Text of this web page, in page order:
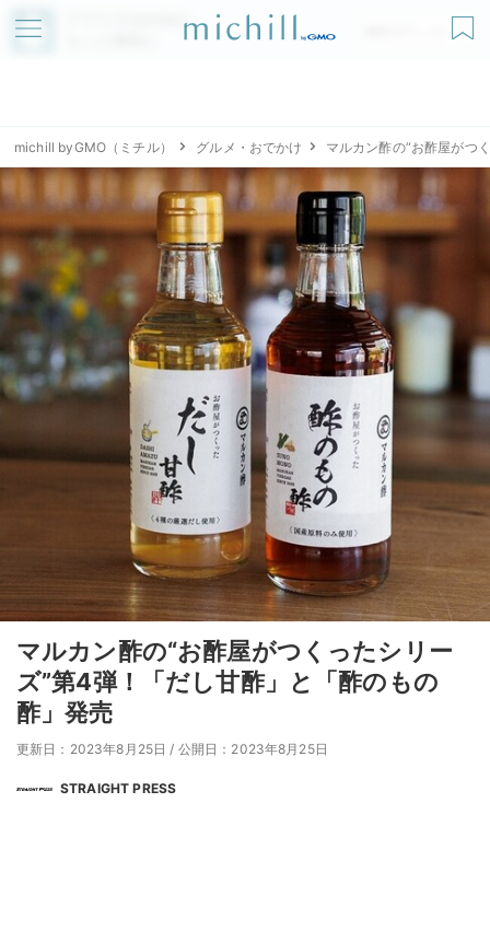
アプリでmichillが
無料ダウンロード
michill byGMO（ミチル） グルメ・おでかけ マルカン酢の“お酢屋がつ
マルカン酢の“お酢屋がつくったシリー
ズ”第4弾！「だし甘酢」と「酢のもの
酢」発売
更新日：2023年8月25日 / 公開日：2023年8月25日
STRAIGHT PRESS